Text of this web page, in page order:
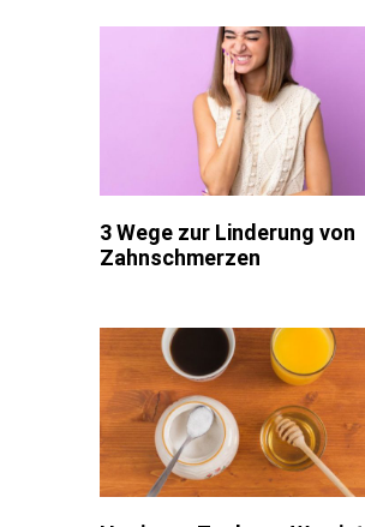
3 Wege zur Linderung von
Zahnschmerzen